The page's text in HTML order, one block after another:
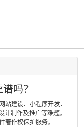
吗？
站建设、小程序开发、
制作及推广等难题。
著作权保护服务。